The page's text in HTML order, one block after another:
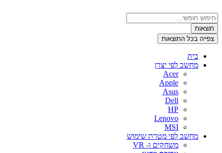
לתוכן
Search
...תוצאות
צפייה בכל התוצאות
בית
מחשב לפי יצרן
Acer
Apple
Asus
Dell
HP
Lenovo
MSI
מחשב לפי מטרת שימוש
משחקים ו- VR